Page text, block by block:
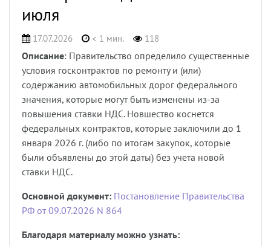
июля
17.07.2026 < 1 мин. 118
Описание: Правительство определило существенные
условия госконтрактов по ремонту и (или)
содержанию автомобильных дорог федерального
значения, которые могут быть изменены из-за
повышения ставки НДС. Новшество коснется
федеральных контрактов, которые заключили до 1
января 2026 г. (либо по итогам закупок, которые
были объявлены до этой даты) без учета новой
ставки НДС.
Основной документ: Постановление Правительства
РФ от 09.07.2026 N 864
Благодаря материалу можно узнать: